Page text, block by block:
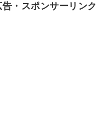
告・スポンサーリンク